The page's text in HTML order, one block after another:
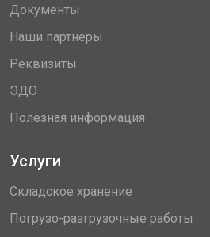
Документы
Наши партнеры
Реквизиты
ЭДО
Полезная информация
Услуги
Складское хранение
Погрузо-разгрузочные работы